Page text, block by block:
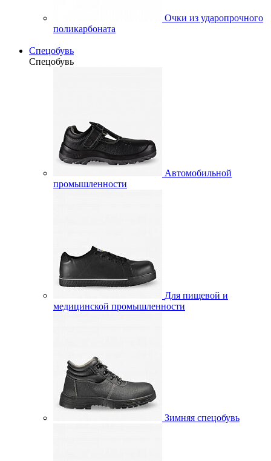
Очки из ударопрочного
поликарбоната
Спецобувь
Спецобувь
Автомобильной
промышленности
Для пищевой и
медицинской промышленности
Зимняя спецобувь